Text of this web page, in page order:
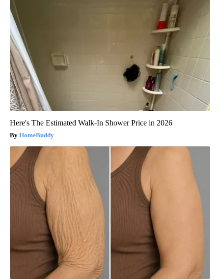
Here's The Estimated Walk-In Shower Price in 2026
HomeBuddy